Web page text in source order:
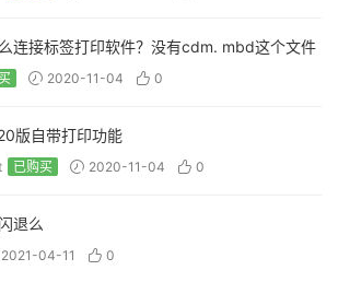
连接标签打印软件？没有cdm. mbd这个文件
2020-11-04 0
版自带打印功能
已购买 2020-11-04 0
退么
2021-04-11 0